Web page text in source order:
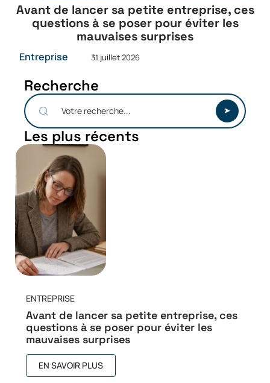
Avant de lancer sa petite entreprise, ces
questions à se poser pour éviter les
mauvaises surprises
Entreprise 31 juillet 2026
Recherche
Les plus récents
ENTREPRISE
Avant de lancer sa petite entreprise, ces
questions à se poser pour éviter les
mauvaises surprises
EN SAVOIR PLUS